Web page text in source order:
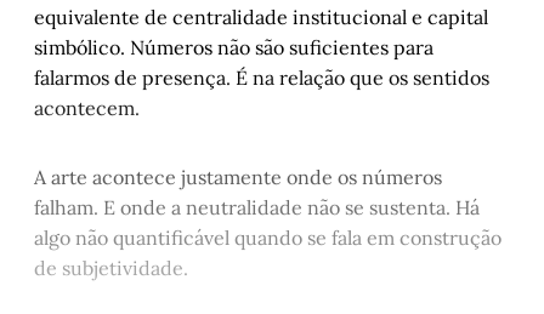
equivalente de centralidade institucional e capital
simbólico. Números não são suficientes para
falarmos de presença. É na relação que os sentidos
acontecem.
A arte acontece justamente onde os números
falham. E onde a neutralidade não se sustenta. Há
algo não quantificável quando se fala em construção
de subjetividade.